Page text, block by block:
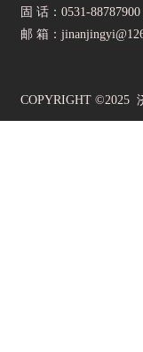
固 话：0531-88787900
邮 箱：jinanjingyi
COPYRIGHT ©2025